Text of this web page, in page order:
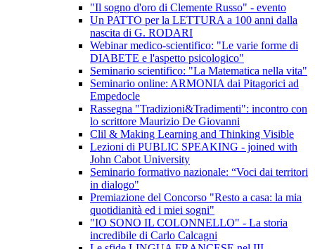
"Il sogno d'oro di Clemente Russo" - evento
Un PATTO per la LETTURA a 100 anni dalla
nascita di G. RODARI
Webinar medico-scientifico: "Le varie forme di
DIABETE e l'aspetto psicologico"
Seminario scientifico: "La Matematica nella vita"
Seminario online: ARMONIA dai Pitagorici ad
Empedocle
Rassegna "Tradizioni&Tradimenti": incontro con
lo scrittore Maurizio De Giovanni
Clil & Making Learning and Thinking Visible
Lezioni di PUBLIC SPEAKING - joined with
John Cabot University
Seminario formativo nazionale: “Voci dai territori
in dialogo"
Premiazione del Concorso "Resto a casa: la mia
quotidianità ed i miei sogni"
"IO SONO IL COLONNELLO" - La storia
incredibile di Carlo Calcagni